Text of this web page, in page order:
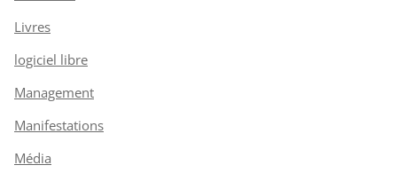
Livres
logiciel libre
Management
Manifestations
Média